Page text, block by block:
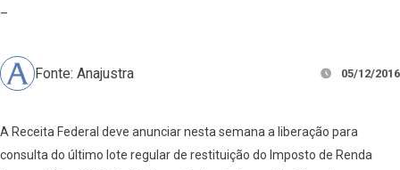
–
Fonte: Anajustra 05/12/2016
A Receita Federal deve anunciar nesta semana a liberação para
consulta do último lote regular de restituição do Imposto de Renda